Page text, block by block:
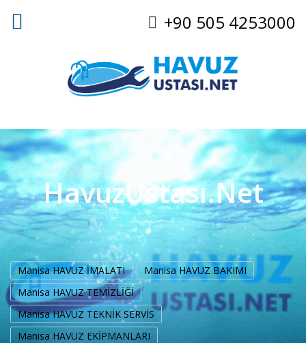
+90 505 4253000
HavuzUstası.Net
Manisa HAVUZ İMALATI
Manisa HAVUZ BAKIMI
Manisa HAVUZ TEMİZLİĞİ
Manisa HAVUZ TEKNİK SERVİS
Manisa HAVUZ EKİPMANLARI